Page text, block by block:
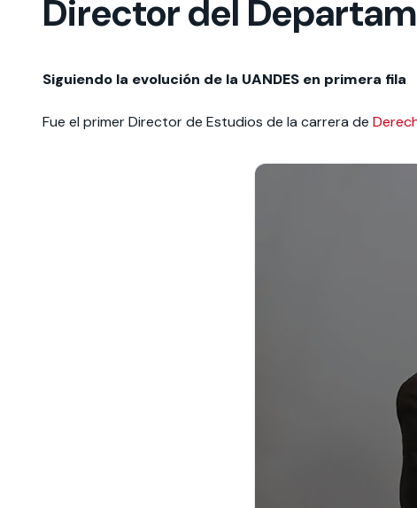
Director del
Siguiendo la evolución de la UANDES en primera fila
Fue el primer Director de Estudios de la carrera de